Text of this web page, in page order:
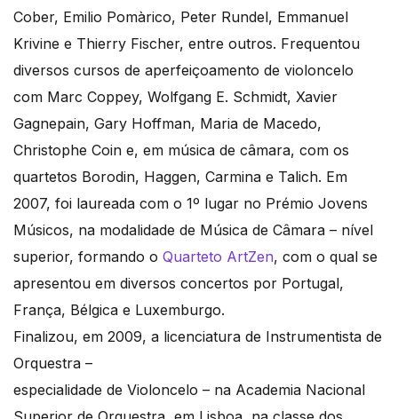
Cober, Emilio Pomàrico, Peter Rundel, Emmanuel
Krivine e Thierry Fischer, entre outros. Frequentou
diversos cursos de aperfeiçoamento de violoncelo
com Marc Coppey, Wolfgang E. Schmidt, Xavier
Gagnepain, Gary Hoffman, Maria de Macedo,
Christophe Coin e, em música de câmara, com os
quartetos Borodin, Haggen, Carmina e Talich. Em
2007, foi laureada com o 1º lugar no Prémio Jovens
Músicos, na modalidade de Música de Câmara – nível
superior, formando o Quarteto ArtZen, com o qual se
apresentou em diversos concertos por Portugal,
França, Bélgica e Luxemburgo.
Finalizou, em 2009, a licenciatura de Instrumentista de
Orquestra –
especialidade de Violoncelo – na Academia Nacional